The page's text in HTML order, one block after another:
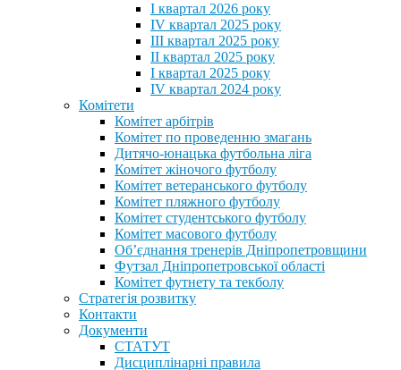
I квартал 2026 року
IV квартал 2025 року
III квартал 2025 року
II квартал 2025 року
I квартал 2025 року
IV квартал 2024 року
Комітети
Комітет арбітрів
Комітет по проведенню змагань
Дитячо-юнацька футбольна ліга
Комітет жіночого футболу
Комітет ветеранського футболу
Комітет пляжного футболу
Комітет студентського футболу
Комітет масового футболу
Обʼєднання тренерів Дніпропетровщини
Футзал Дніпропетровської області
Комітет футнету та текболу
Стратегія розвитку
Контакти
Документи
СТАТУТ
Дисциплінарні правила